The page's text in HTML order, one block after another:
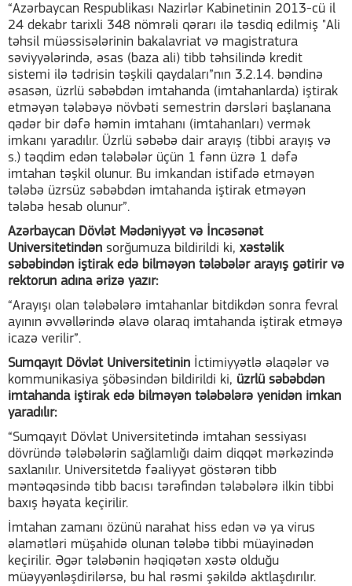
“Azərbaycan Respublikası Nazirlər Kabinetinin 2013-cü il
24 dekabr tarixli 348 nömrəli qərarı ilə təsdiq edilmiş "Ali
təhsil müəssisələrinin bakalavriat və magistratura
səviyyələrində, əsas (baza ali) tibb təhsilində kredit
sistemi ilə tədrisin təşkili qaydaları”nın 3.2.14. bəndinə
əsasən, üzrlü səbəbdən imtahanda (imtahanlarda) iştirak
etməyən tələbəyə növbəti semestrin dərsləri başlanana
qədər bir dəfə həmin imtahanı (imtahanları) vermək
imkanı yaradılır. Üzrlü səbəbə dair arayış (tibbi arayış və
s.) təqdim edən tələbələr üçün 1 fənn üzrə 1 dəfə
imtahan təşkil olunur. Bu imkandan istifadə etməyən
tələbə üzrsüz səbəbdən imtahanda iştirak etməyən
tələbə hesab olunur”.
Azərbaycan Dövlət Mədəniyyət və İncəsənət
Universitetindən sorğumuza bildirildi ki, xəstəlik
səbəbindən iştirak edə bilməyən tələbələr arayış gətirir və
rektorun adına ərizə yazır:
“Arayışı olan tələbələrə imtahanlar bitdikdən sonra fevral
ayının əvvəllərində əlavə olaraq imtahanda iştirak etməyə
icazə verilir”.
Sumqayıt Dövlət Universitetinin İctimiyyətlə əlaqələr və
kommunikasiya şöbəsindən bildirildi ki, üzrlü səbəbdən
imtahanda iştirak edə bilməyən tələbələrə yenidən imkan
yaradılır:
“Sumqayıt Dövlət Universitetində imtahan sessiyası
dövründə tələbələrin sağlamlığı daim diqqət mərkəzində
saxlanılır. Universitetdə fəaliyyət göstərən tibb
məntəqəsində tibb bacısı tərəfindən tələbələrə ilkin tibbi
baxış həyata keçirilir.
İmtahan zamanı özünü narahat hiss edən və ya virus
əlamətləri müşahidə olunan tələbə tibbi müayinədən
keçirilir. Əgər tələbənin həqiqətən xəstə olduğu
müəyyənləşdirilərsə, bu hal rəsmi şəkildə aktlaşdırılır.